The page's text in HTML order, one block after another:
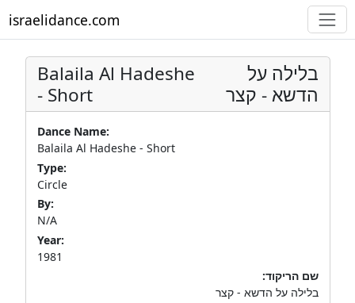
israelidance.com
Balaila Al Hadeshe
- Short
בלילה על
הדשא - קצר
Dance Name:
Balaila Al Hadeshe - Short
Type:
Circle
By:
N/A
Year:
1981
שם הריקוד:
בלילה על הדשא - קצר